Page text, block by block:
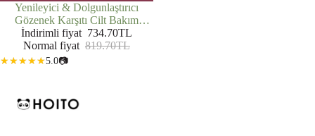
İNDIRIMDE
Yenileyici & Dolgunlaştırıcı
Gözenek Karşıtı Cilt Bakım
Rutini: AHA BHA Tonik (200 ml)
+ AHA BHA Serum (30 ml) +
Hyalüronik Asit Serum (30 ml)
İndirimli fiyat 734.70TL
Normal fiyat 819.70TL
5.0📷